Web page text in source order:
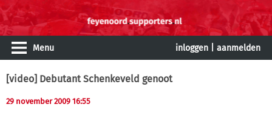
Menu inloggen aanmelden
[video] Debutant Schenkeveld genoot
29 november 2009 16:55